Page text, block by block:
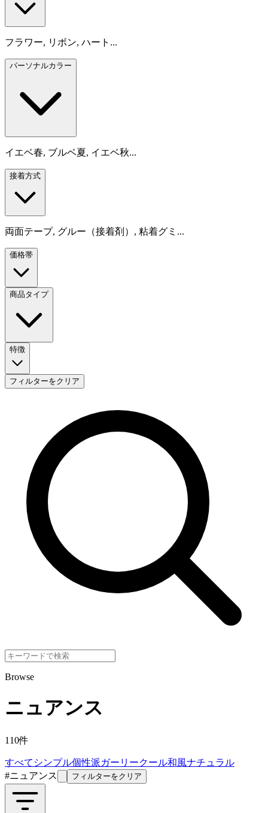
フラワー, リボン, ハート...
パーソナルカラー
イエベ春, ブルベ夏, イエベ秋...
接着方式
両面テープ, グルー（接着剤）, 粘着グミ...
価格帯
商品タイプ
特徴
フィルターをクリア
Browse
ニュアンス
110件
すべて シンプル個性派ガーリークール和風ナチュラル
#ニュアンス フィルターをクリア